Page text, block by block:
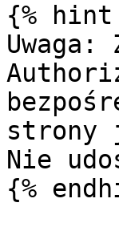
{%
Uwaga:
strony
Nie
{%